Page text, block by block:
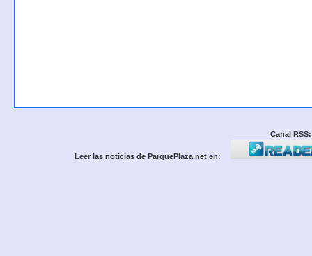
Canal RSS:
Leer las noticias de ParquePlaza.net en: